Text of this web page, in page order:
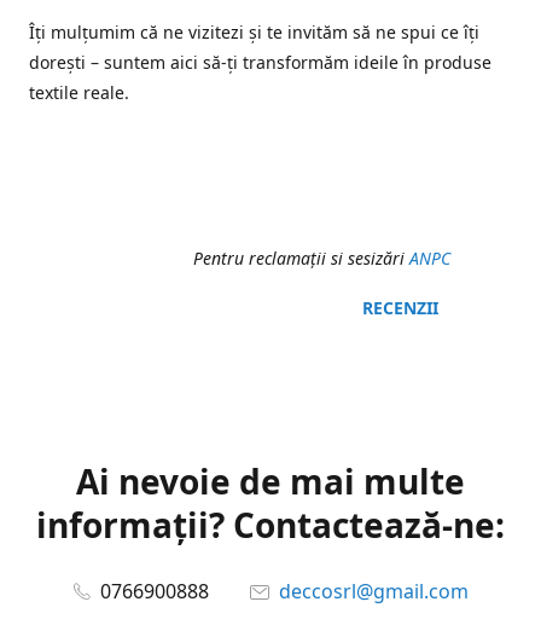
Îți mulțumim că ne vizitezi și te invităm să ne spui ce îți
dorești – suntem aici să-ți transformăm ideile în produse
textile reale.
Pentru reclamaţii si sesizăriANPC
RECENZII
Ai nevoie de mai multe
informații? Contactează-ne:
0766900888 deccosrl@gmail.com